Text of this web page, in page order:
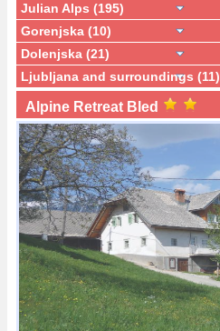
Julian Alps (195)
Gorenjska (10)
Dolenjska (21)
Ljubljana and surroundings (11)
Alpine Retreat Bled